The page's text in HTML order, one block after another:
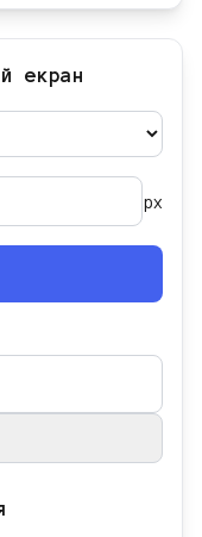
екран
px